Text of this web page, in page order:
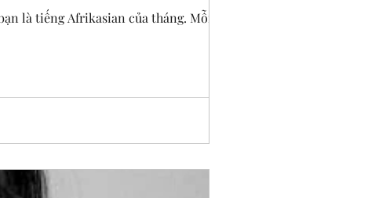
là tiếng Afrikasian của tháng. Mỗi